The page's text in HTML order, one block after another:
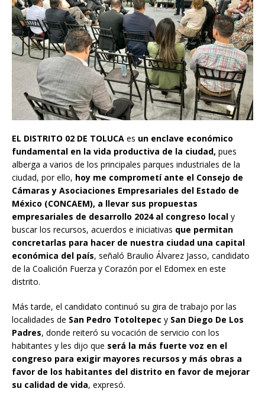
EL DISTRITO 02 DE TOLUCA es un enclave económico
fundamental en la vida productiva de la ciudad, pues
alberga a varios de los principales parques industriales de la
ciudad, por ello, hoy me comprometí ante el Consejo de
Cámaras y Asociaciones Empresariales del Estado de
México (CONCAEM), a llevar sus propuestas
empresariales de desarrollo 2024 al congreso local y
buscar los recursos, acuerdos e iniciativas que permitan
concretarlas para hacer de nuestra ciudad una capital
económica del país, señaló Braulio Álvarez Jasso, candidato
de la Coalición Fuerza y Corazón por el Edomex en este
distrito.
Más tarde, el candidato continuó su gira de trabajo por las
localidades de San Pedro Totoltepec y San Diego De Los
Padres, donde reiteró su vocación de servicio con los
habitantes y les dijo que será la más fuerte voz en el
congreso para exigir mayores recursos y más obras a
favor de los habitantes del distrito en favor de mejorar
su calidad de vida, expresó.